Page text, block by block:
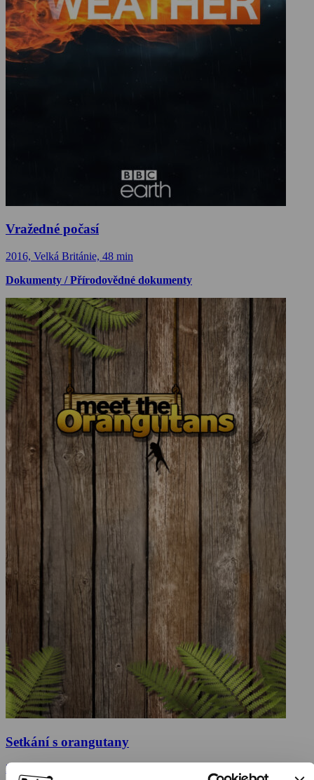
Vražedné počasí
2016, Velká Británie, 48 min
Dokumenty / Přírodovědné dokumenty
Setkání s orangutany
2015, Velká Británie, 30 min